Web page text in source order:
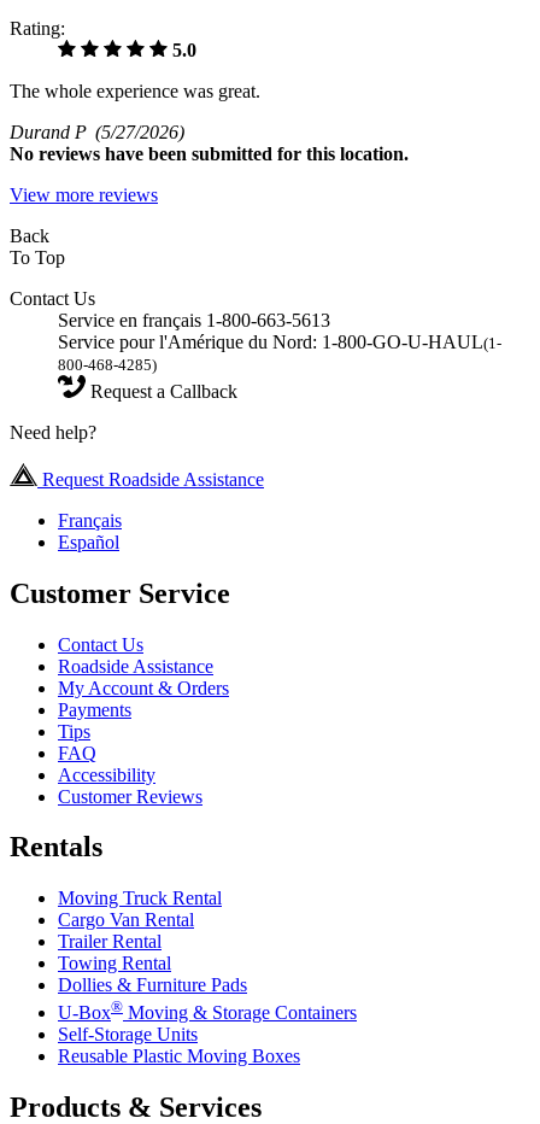
Rating:
5.0
The whole experience was great.
Durand P (5/27/2026)
No reviews have been submitted for this location.
View more reviews
Back
To Top
Contact Us
Service en français 1-800-663-5613
Service pour l'Amérique du Nord: 1-800-GO-U-HAUL(1-
800-468-4285)
Request a Callback
Need help?
Request Roadside Assistance
Français
Español
Customer Service
Contact Us
Roadside Assistance
My Account & Orders
Payments
Tips
FAQ
Accessibility
Customer Reviews
Rentals
Moving Truck Rental
Cargo Van Rental
Trailer Rental
Towing Rental
Dollies & Furniture Pads
U-Box® Moving & Storage Containers
Self-Storage Units
Reusable Plastic Moving Boxes
Products & Services